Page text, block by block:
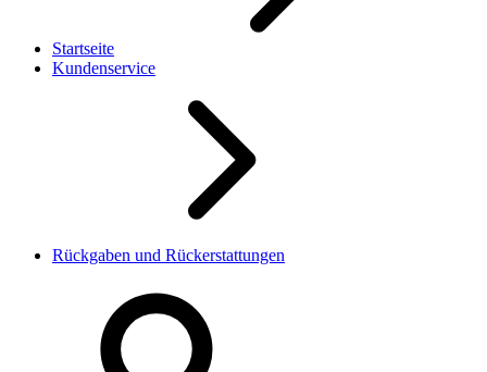
Startseite
Kundenservice
Rückgaben und Rückerstattungen